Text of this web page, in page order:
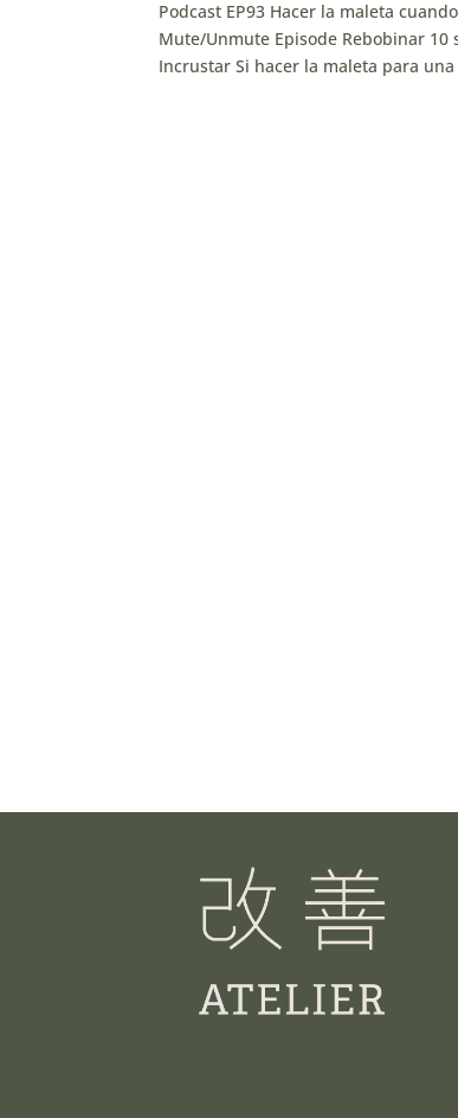
Podcast EP93 Hacer la maleta
Mute/Unmute Episode Rebobinar 10
Incrustar Si hacer la maleta para